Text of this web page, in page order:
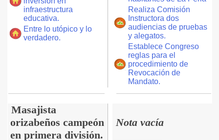
infraestructura
educativa.
Entre lo utópico y lo
verdadero.
Realiza Comisión
Instructora dos
audiencias de pruebas
y alegatos.
Establece Congreso
reglas para el
procedimiento de
Revocación de
Mandato.
Masajista
orizabeños campeón
en primera división.
Nota vacía